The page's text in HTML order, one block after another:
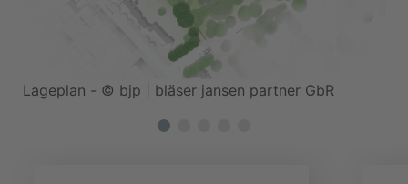
Lageplan - © bjp | bläser jansen partner GbR